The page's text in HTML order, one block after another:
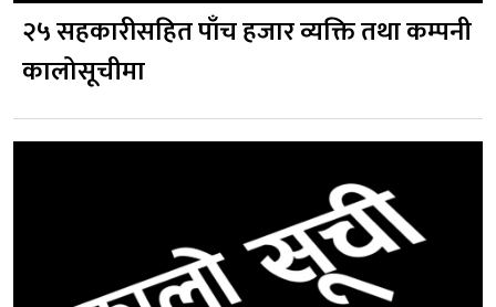
२५ सहकारीसहित पाँच हजार व्यक्ति तथा कम्पनी
कालोसूचीमा